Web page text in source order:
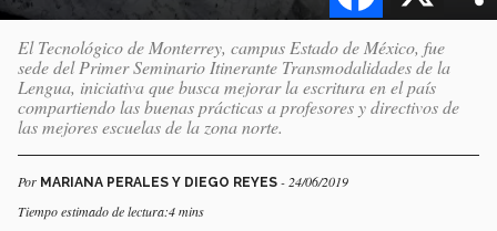
El Tecnológico de Monterrey, campus Estado de México, fue
sede del Primer Seminario Itinerante Transmodalidades de la
Lengua, iniciativa que busca mejorar la escritura en el país
compartiendo las buenas prácticas a profesores y directivos de
las mejores escuelas de la zona norte.
Por MARIANA PERALES Y DIEGO REYES - 24/06/2019
Tiempo estimado de lectura:4 mins